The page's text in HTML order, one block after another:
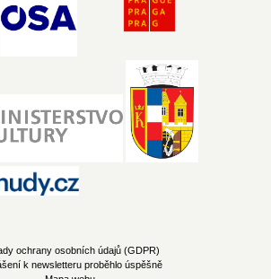
ochrany osobních údajů (GDPR)
k newsletteru proběhlo úspěšně